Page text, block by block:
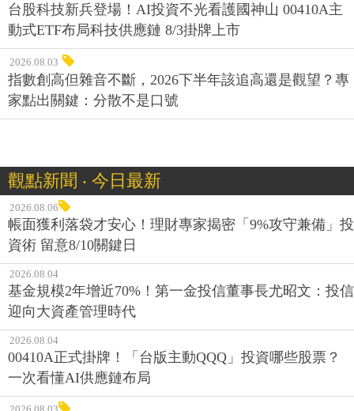
台股科技新兵登場！AI投資不光看護國神山 00410A主
動式ETF布局科技供應鏈 8/3掛牌上市
2026.08.03
指數創高但雜音不斷，2026下半年該追高還是觀望？專
家點出關鍵：分散不是口號
觀點新聞 ‧ 今日最新
2026.08.06
帳面獲利落袋才安心！理財專家揭密「9%攻守兼備」投
資術 留意8/10關鍵日
2026.08.04
基金規模2年增近70%！第一金投信董事長尤昭文：投信
迎向大資產管理時代
2026.08.04
00410A正式掛牌！「台版主動QQQ」投資哪些股票？
一次看懂AI供應鏈布局